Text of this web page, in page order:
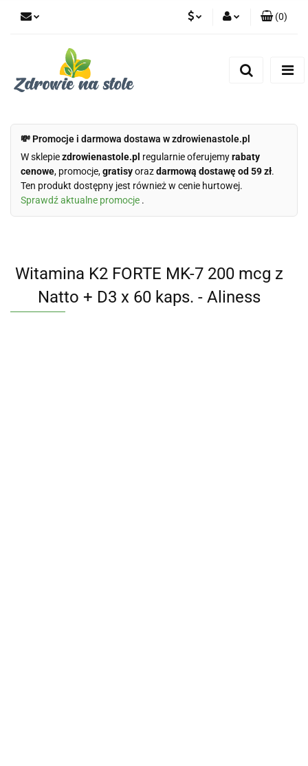
(0)
💸 Promocje i darmowa dostawa w zdrowienastole.pl
W sklepiezdrowienastole.pl regularnie oferujemyrabaty
cenowe, promocje,gratisyorazdarmową dostawę od 59 zł.
Ten produkt dostępny jest również w cenie hurtowej.
Sprawdź aktualne promocje .
Witamina K2 FORTE MK-7 200 mcg z
Natto + D3 x 60 kaps. - Aliness